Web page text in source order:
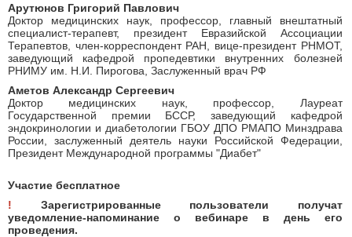
Арутюнов Григорий Павлович
Доктор медицинских наук, профессор, главный внештатный
специалист-терапевт, президент Евразийской Ассоциации
Терапевтов, член-корреспондент РАН, вице-президент РНМОТ,
заведующий кафедрой пропедевтики внутренних болезней
РНИМУ им. Н.И. Пирогова, Заслуженный врач РФ
Аметов Александр Сергеевич
Доктор медицинских наук, профессор, Лауреат
Государственной премии БССР, заведующий кафедрой
эндокринологии и диабетологии ГБОУ ДПО РМАПО Минздрава
России, заслуженный деятель науки Российской Федерации,
Президент Международной программы "Диабет"
Участие бесплатное
!
Зарегистрированные пользователи получат
уведомление-напоминание о вебинаре в день его
проведения.